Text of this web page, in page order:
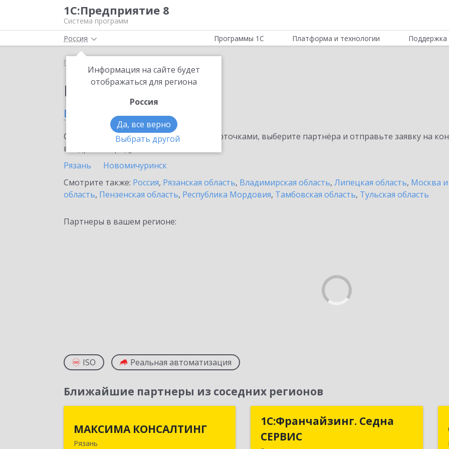
1С:Предприятие 8
Система программ
Россия
Информация на сайте будет
отображаться для региона
Россия
Да, все верно
Выбрать другой
Программы 1С Платформа и технологии Поддержка
Главная
Партнеры фирмы 1С
в Касимове
Ознакомьтесь с информационными карточками, выберите партнёра и отправьте заявку на
внедрение продукта.
Рязань
Новомичуринск
Смотрите также: Россия, Рязанская область, Владимирская область, Липецкая область, Москва и
область, Пензенская область, Республика Мордовия, Тамбовская область, Тульская область
Партнеры в вашем регионе:
ISO Реальная автоматизация
Ближайшие партнеры из соседних регионов
МАКСИМА КОНСАЛТИНГ
Рязань
1С:Франчайзинг. Седна
СЕРВИС
1С:Франчайзинг. Седна